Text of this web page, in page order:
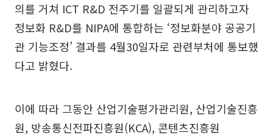
의를 거쳐 ICT R&D 전주기를 일괄되게 관리하고자
정보화 R&D를 NIPA에 통합하는 ‘정보화분야 공공기
관 기능조정’ 결과를 4월30일자로 관련부처에 통보했
다고 밝혔다.
이에 따라 그동안 산업기술평가관리원, 산업기술진흥
원, 방송통신전파진흥원(KCA), 콘텐츠진흥원